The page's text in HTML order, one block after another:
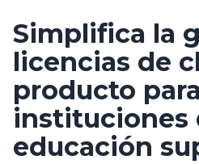
Simplifica la
licencias de
producto para
instituciones
educación